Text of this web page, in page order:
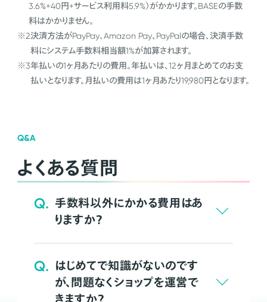
3.6%+40円+サービス利用料5.9%）がかかります。BASEの手数
料はかかりません。
※2決済方法がPayPay、Amazon Pay、PayPalの場合、決済手数
料にシステム手数料相当額1%が加算されます。
※3年払いの1ヶ月あたりの費用。年払いは、12ヶ月まとめてのお支
払いとなります。月払いの費用は1ヶ月あたり19,980円となります。
Q&A
よくある質問
Q. 手数料以外にかかる費用はあ
りますか？
Q. はじめてで知識がないのです
が、問題なくショップを運営で